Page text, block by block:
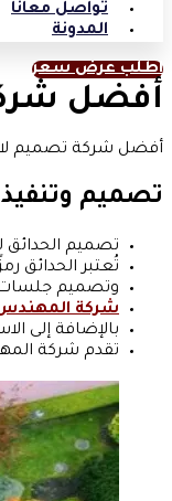
تواصل معانا
المدونة
اطلب عرض سعر
أفضل
أفضل شركة تصميم
تصميم
تصميم الحدائق
تُعتبر الحدائق
وتصميم جلسات
شركة
بالإضافة إلى
تقدم شركة